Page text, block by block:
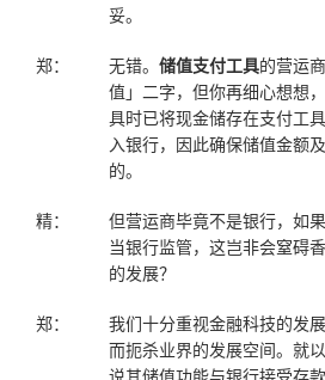
妥。
郑： 无错。 储值支付工具的营运
值」二字，但你再细心想想
具时已将现金储存在支付工
入银行，因此确保储值金额
的。
精： 但营运商毕竟不是银行，如
当银行监管，这岂非会窒碍
的发展？
郑：
我们十分重视金融科技的发
而扼杀业界的发展空间。就以